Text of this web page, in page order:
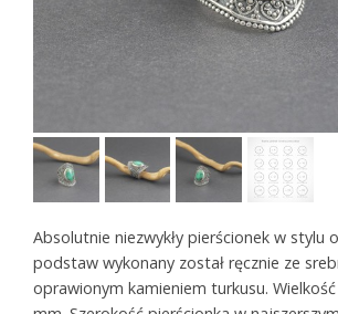
Absolutnie niezwykły pierścionek w stylu
podstaw wykonany został ręcznie ze
oprawionym kamieniem turkusu.